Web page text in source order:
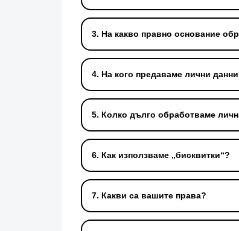
3. На какво правно основание
4. На кого предаваме лични
5. Колко дълго обработваме
6. Как използваме „бисквитки“?
7. Какви са вашите права?